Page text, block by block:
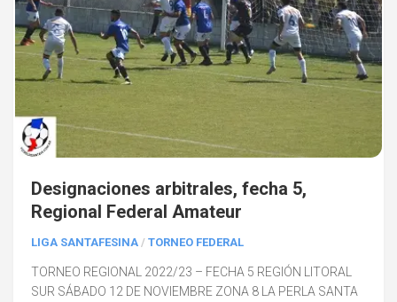
Designaciones arbitrales, fecha 5,
Regional Federal Amateur
LIGA SANTAFESINA / TORNEO FEDERAL
TORNEO REGIONAL 2022/23 – FECHA 5 REGIÓN LITORAL
SUR SÁBADO 12 DE NOVIEMBRE ZONA 8 LA PERLA SANTA